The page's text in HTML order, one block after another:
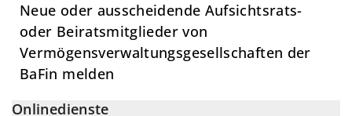
Neue oder ausscheidende Aufsichtsrats-
oder Beiratsmitglieder von
Vermögensverwaltungsgesellschaften der
BaFin melden
Onlinedienste